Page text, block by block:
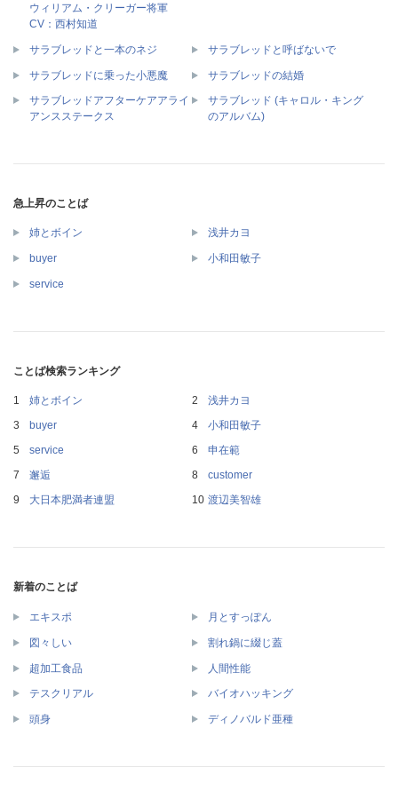
ウィリアム・クリーガー将軍
CV：西村知道
サラブレッドと一本のネジ サラブレッドと呼ばないで
サラブレッドに乗った小悪魔
サラブレッドの結婚
サラブレッドアフターケアアライ
アンスステークス
サラブレッド (キャロル・キング
のアルバム)
急上昇のことば
姉とボイン 浅井カヨ
buyer 小和田敏子
service
ことば検索ランキング
姉とボイン
浅井カヨ
buyer
小和田敏子
service
申在範
邂逅
customer
大日本肥満者連盟
渡辺美智雄
新着のことば
エキスポ 月とすっぽん
図々しい 割れ鍋に綴じ蓋
超加工食品 人間性能
テスクリアル バイオハッキング
頭身 ディノバルド亜種